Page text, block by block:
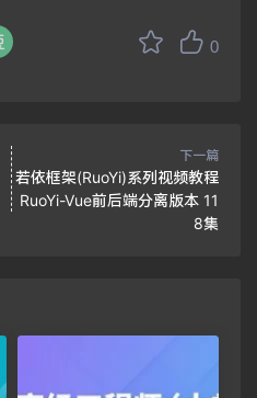
0
下一篇
若依框架(RuoYi)系列视频教程
RuoYi-Vue前后端分离版本 11
8集